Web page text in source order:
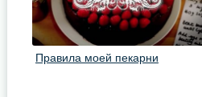
Правила моей пекарни